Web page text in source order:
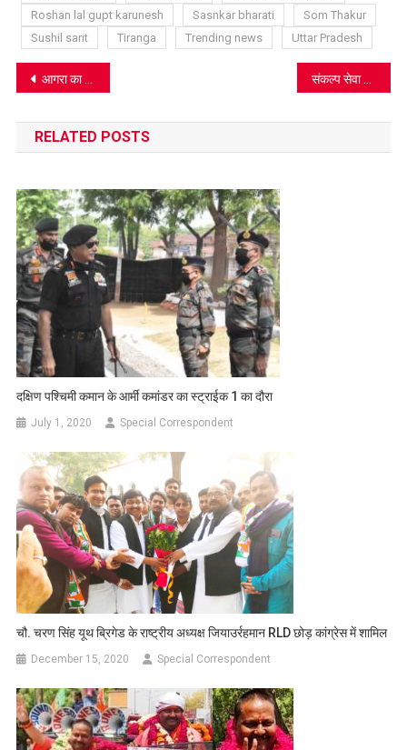
Roshan lal gupt karunesh
Sasnkar bharati
Som Thakur
Sushil sarit
Tiranga Trending news Uttar Pradesh
Post
navigation
आगरा का सैन्य हवाई अड्डा और मिस्टर जीएस मग्गो, पढ़िए रोचक कहानी
RELATED POSTS
दक्षिण पश्चिमी कमान के आर्मी कमांडर का स्ट्राईक 1 का दौरा
July 1, 2020 Special Correspondent
चौ. चरण सिंह यूथ ब्रिगेड के राष्ट्रीय अध्यक्ष जियाउर्रहमान RLD छोड़ कांग्रेस में शामिल
December 15, 2020 Special Correspondent